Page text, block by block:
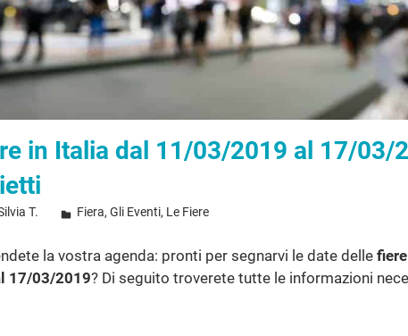
in Italia dal 11/03/2019 al 17/03/
T. Fiera,Gli Eventi, Le Fiere
la vostra agenda: pronti per segnarvi le date delle
17/03/2019? Di seguito troverete tutte le informazioni